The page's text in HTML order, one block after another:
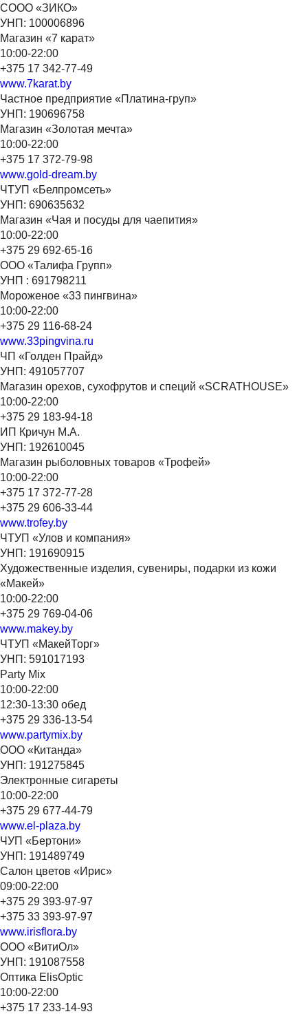
СООО «ЗИКО»
УНП: 100006896
Магазин «7 карат»
10:00-22:00
+375 17 342-77-49
www.7karat.by
Частное предприятие «Платина-груп»
УНП: 190696758
Магазин «Золотая мечта»
10:00-22:00
+375 17 372-79-98
www.gold-dream.by
ЧТУП «Белпромсеть»
УНП: 690635632
Магазин «Чая и посуды для чаепития»
10:00-22:00
+375 29 692-65-16
ООО «Талифа Групп»
УНП : 691798211
Мороженое «33 пингвина»
10:00-22:00
+375 29 116-68-24
www.33pingvina.ru
ЧП «Голден Прайд»
УНП: 491057707
Магазин орехов, сухофрутов и специй «SCRATHOUSE»
10:00-22:00
+375 29 183-94-18
ИП Кричун М.А.
УНП: 192610045
Магазин рыболовных товаров «Трофей»
10:00-22:00
+375 17 372-77-28
+375 29 606-33-44
www.trofey.by
ЧТУП «Улов и компания»
УНП: 191690915
Художественные изделия, сувениры, подарки из кожи
«Макей»
10:00-22:00
+375 29 769-04-06
www.makey.by
ЧТУП «МакейТорг»
УНП: 591017193
Party Mix
10:00-22:00
12:30-13:30 обед
+375 29 336-13-54
www.partymix.by
ООО «Китанда»
УНП: 191275845
Электронные сигареты
10:00-22:00
+375 29 677-44-79
www.el-plaza.by
ЧУП «Бертони»
УНП: 191489749
Салон цветов «Ирис»
09:00-22:00
+375 29 393-97-97
+375 33 393-97-97
www.irisflora.by
ООО «ВитиОл»
УНП: 191087558
Оптика ElisOptic
10:00-22:00
+375 17 233-14-93